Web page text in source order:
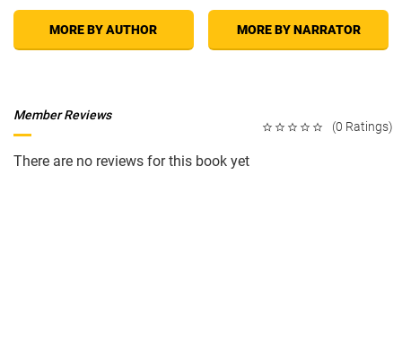
MORE BY AUTHOR MORE BY NARRATOR
(0 Ratings)
Member Reviews
There are no reviews for this book yet